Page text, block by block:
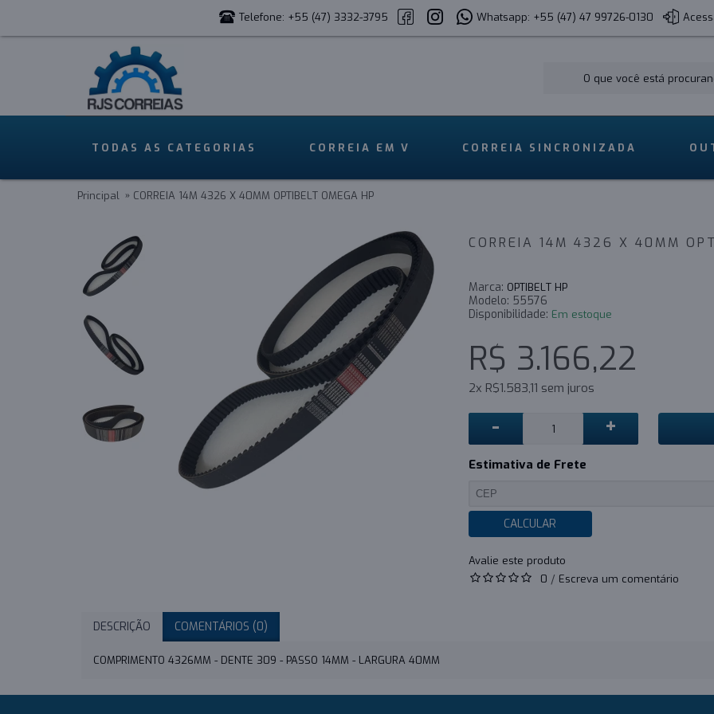
Telefone: +55 (47) 3332-3795 Whatsapp: +55 (47) 47 99726-0130
TODAS AS CATEGORIAS CORREIA EM V CORREIA SINCRONIZADA
Principal CORREIA 14M 4326 X 40MM OPTIBELT OMEGA HP
CORREIA 14M 4326 X 40MM
Marca: OPTIBELT HP
Modelo: 55576
Disponibilidade: Em estoque
R$ 3.166,22
2x R$1.583,11 sem juros
- +
Estimativa de Frete
CALCULAR
0 / Escreva um comentário
DESCRIÇÃO COMENTÁRIOS (0)
COMPRIMENTO 4326MM - DENTE 309 - PASSO 14MM - LARGURA 40MM